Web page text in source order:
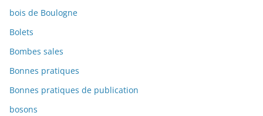
bois de Boulogne
Bolets
Bombes sales
Bonnes pratiques
Bonnes pratiques de publication
bosons